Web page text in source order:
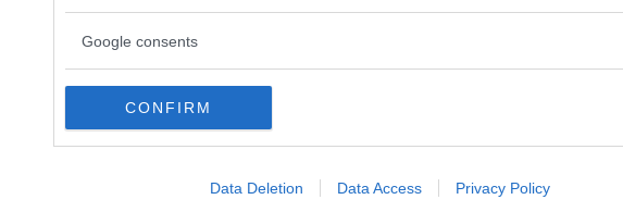
Google consents
CONFIRM
Data Deletion Data Access Privacy Policy
Reiki sarete comodamente sdraiati su un lettino, indosserete
comodo e l’atmosfera sarà rilassante. L’operatore vi trasmetterà
una delicata pressione delle mani. Sentirete una sensazione di
profondamente.
ad una terapia Reiki vi permetterà di instaurare un processo
che lavorerà su tre aspetti fondamentali per la vostra vita:
e spirituale.